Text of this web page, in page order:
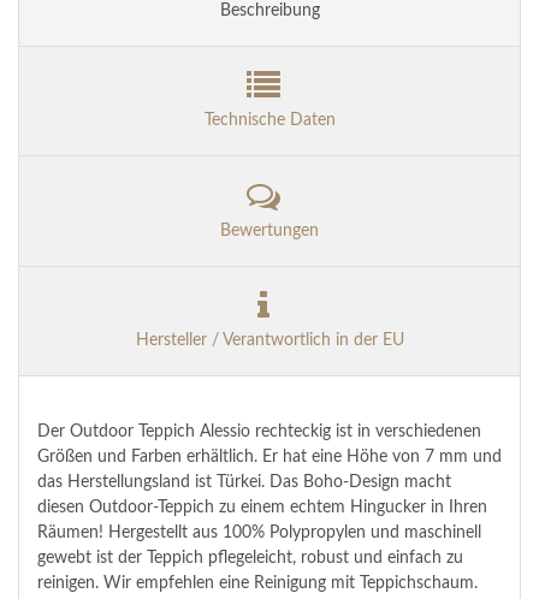
Beschreibung
Technische Daten
Bewertungen
Hersteller / Verantwortlich in der EU
Der Outdoor Teppich Alessio rechteckig ist in verschiedenen
Größen und Farben erhältlich. Er hat eine Höhe von 7 mm und
das Herstellungsland ist Türkei. Das Boho-Design macht
diesen Outdoor-Teppich zu einem echtem Hingucker in Ihren
Räumen! Hergestellt aus 100% Polypropylen und maschinell
gewebt ist der Teppich pflegeleicht, robust und einfach zu
reinigen. Wir empfehlen eine Reinigung mit Teppichschaum.